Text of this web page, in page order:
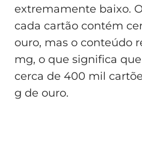
extremamente baixo.
cada cartão contém
ouro, mas o conteúdo
mg, o que significa
cerca de 400 mil
g de ouro.